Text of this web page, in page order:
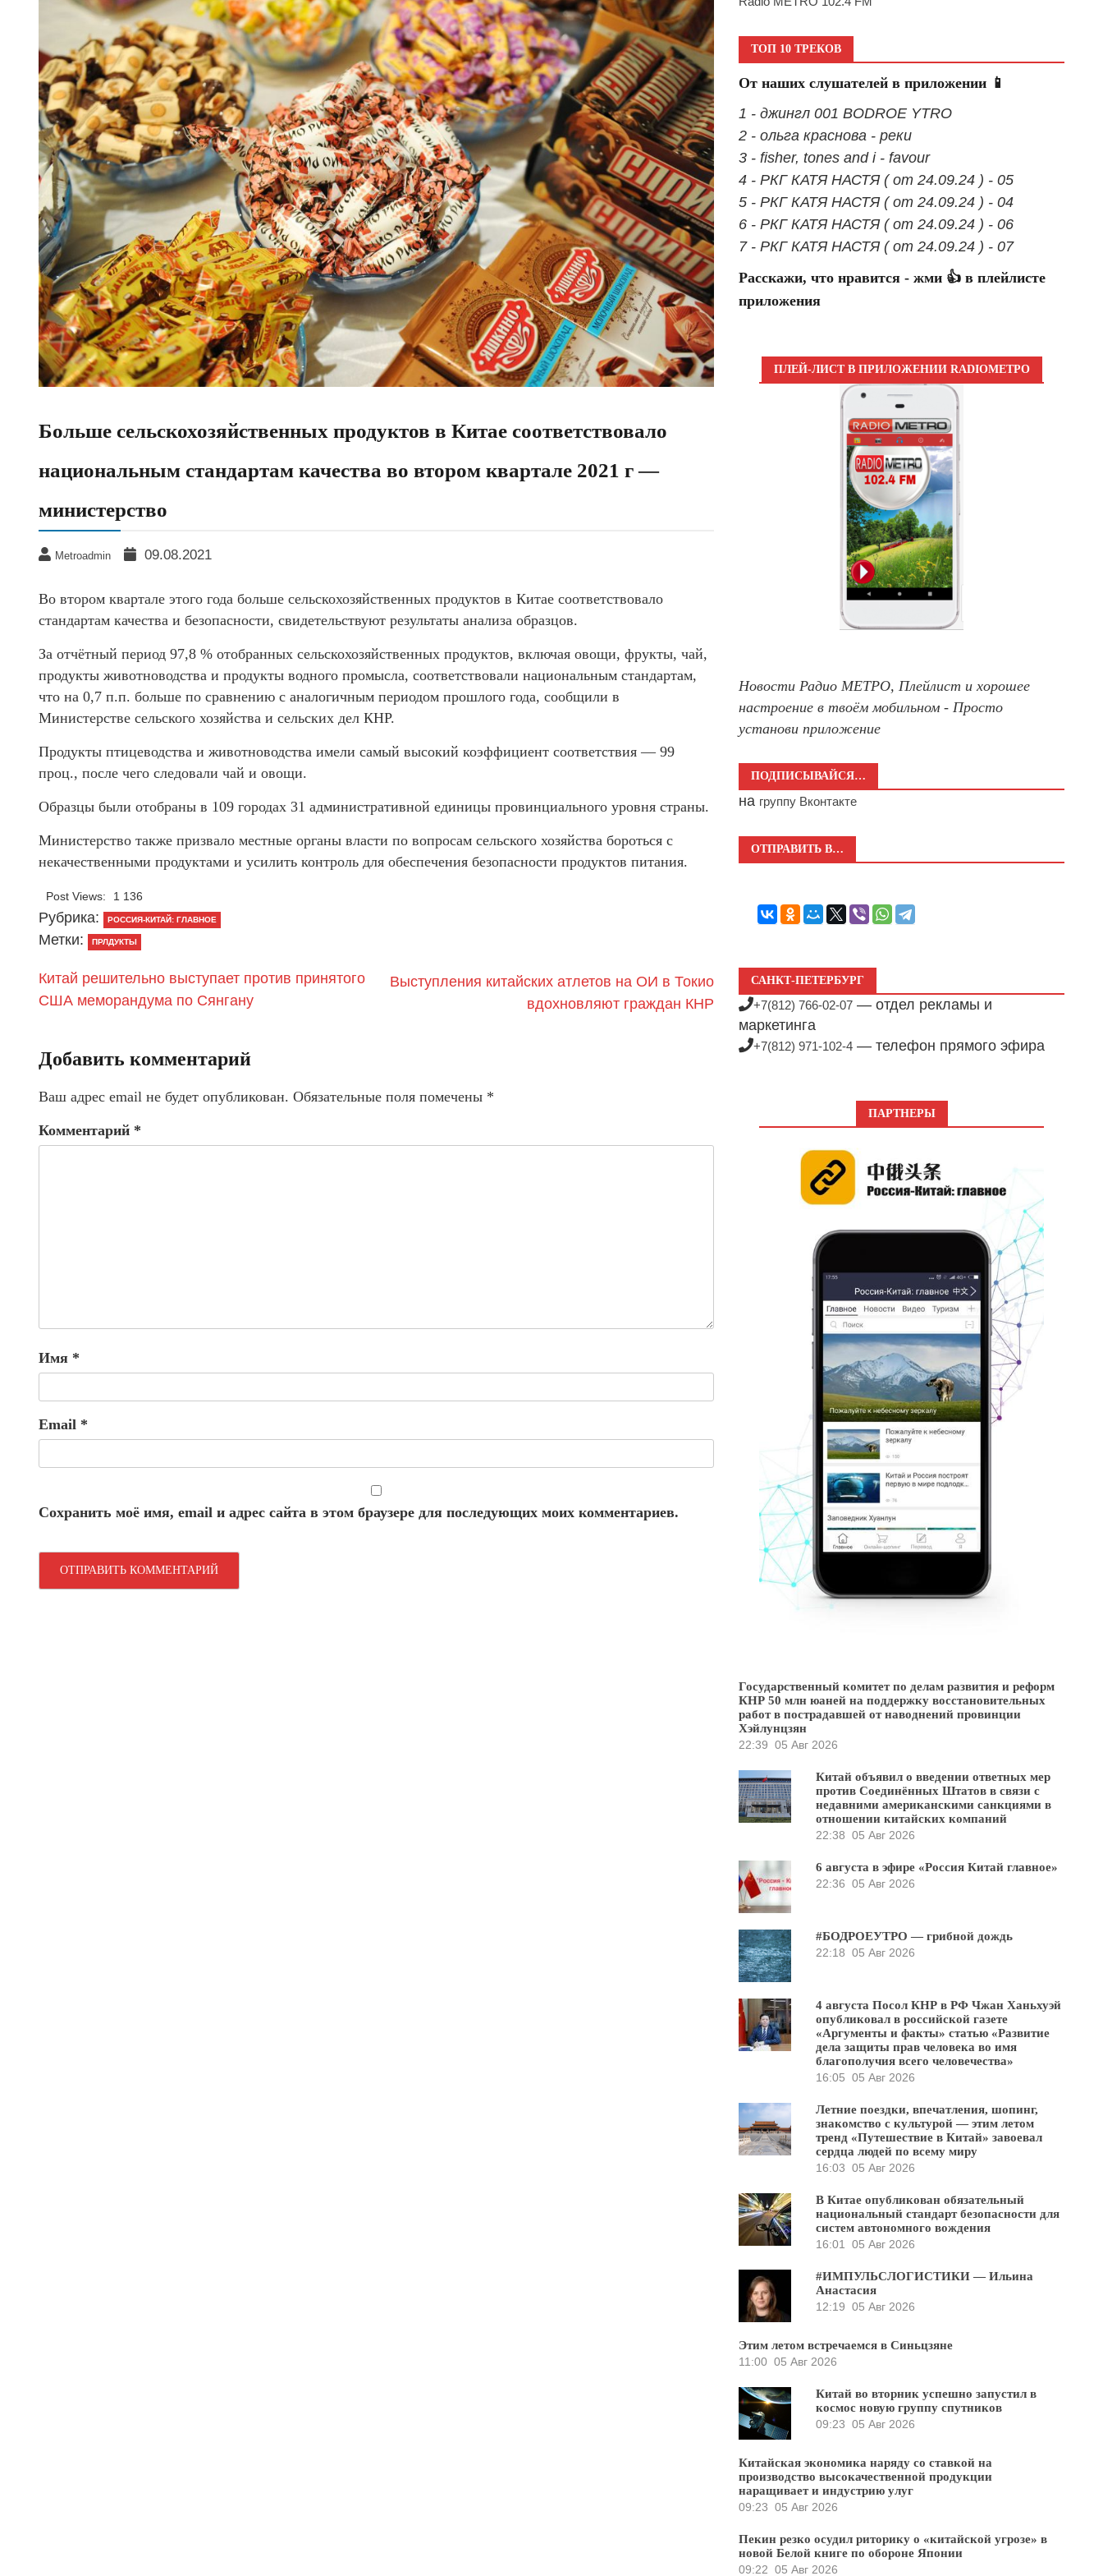
Больше сельскохозяйственных продуктов в Китае соответствовало
национальным стандартам качества во втором квартале 2021 г —
министерство
Metroadmin 09.08.2021
Во втором квартале этого года больше сельскохозяйственных продуктов в Китае соответствовало
стандартам качества и безопасности, свидетельствуют результаты анализа образцов.
За отчётный период 97,8 % отобранных сельскохозяйственных продуктов, включая овощи, фрукты, чай,
продукты животноводства и продукты водного промысла, соответствовали национальным стандартам,
что на 0,7 п.п. больше по сравнению с аналогичным периодом прошлого года, сообщили в
Министерстве сельского хозяйства и сельских дел КНР.
Продукты птицеводства и животноводства имели самый высокий коэффициент соответствия — 99
проц., после чего следовали чай и овощи.
Образцы были отобраны в 109 городах 31 административной единицы провинциального уровня страны.
Министерство также призвало местные органы власти по вопросам сельского хозяйства бороться с
некачественными продуктами и усилить контроль для обеспечения безопасности продуктов питания.
Post Views: 1 136
Рубрика: РОССИЯ-КИТАЙ: ГЛАВНОЕ
Метки: ПРЛДУКТЫ
Китай решительно выступает против принятого
США меморандума по Сянгану
Выступления китайских атлетов на ОИ в Токио
вдохновляют граждан КНР
Добавить комментарий
Ваш адрес email не будет опубликован. Обязательные поля помечены *
Комментарий *
Имя *
Email *
Сохранить моё имя, email и адрес сайта в этом браузере для последующих моих комментариев.
ТОП 10 ТРЕКОВ
От наших слушателей в приложении 📱
1 - джингл 001 BODROE YTRO
2 - ольга краснова - реки
3 - fisher, tones and i - favour
4 - РКГ КАТЯ НАСТЯ ( от 24.09.24 ) - 05
5 - РКГ КАТЯ НАСТЯ ( от 24.09.24 ) - 04
6 - РКГ КАТЯ НАСТЯ ( от 24.09.24 ) - 06
7 - РКГ КАТЯ НАСТЯ ( от 24.09.24 ) - 07
Расскажи, что нравится - жми 👍 в плейлисте
приложения
ПЛЕЙ-ЛИСТ В ПРИЛОЖЕНИИ RADIOМЕТРО
Новости Радио МЕТРО, Плейлист и хорошее
настроение в твоём мобильном - Просто
установи приложение
ПОДПИСЫВАЙСЯ…
на группу Вконтакте
ОТПРАВИТЬ В…
САНКТ-ПЕТЕРБУРГ
+7(812) 766-02-07 — отдел рекламы и
маркетинга
+7(812) 971-102-4 — телефон прямого эфира
ПАРТНЕРЫ
Государственный комитет по делам развития и реформ
КНР 50 млн юаней на поддержку восстановительных
работ в пострадавшей от наводнений провинции
Хэйлунцзян
22:39 05 Авг 2026
Китай объявил о введении ответных мер
против Соединённых Штатов в связи с
недавними американскими санкциями в
отношении китайских компаний
22:38 05 Авг 2026
6 августа в эфире «Россия Китай главное»
22:36 05 Авг 2026
#БОДРОЕУТРО — грибной дождь
22:18 05 Авг 2026
4 августа Посол КНР в РФ Чжан Ханьхуэй
опубликовал в российской газете
«Аргументы и факты» статью «Развитие
дела защиты прав человека во имя
благополучия всего человечества»
16:05 05 Авг 2026
Летние поездки, впечатления, шопинг,
знакомство с культурой — этим летом
тренд «Путешествие в Китай» завоевал
сердца людей по всему миру
16:03 05 Авг 2026
В Китае опубликован обязательный
национальный стандарт безопасности для
систем автономного вождения
16:01
05 Авг 2026
#ИМПУЛЬСЛОГИСТИКИ — Ильина
Анастасия
12:19 05 Авг 2026
Этим летом встречаемся в Синьцзяне
11:00 05 Авг 2026
Китай во вторник успешно запустил в
космос новую группу спутников
09:23 05 Авг 2026
Китайская экономика наряду со ставкой на
производство высокачественной продукции
наращивает и индустрию улуг
09:23 05 Авг 2026
Пекин резко осудил риторику о «китайской угрозе» в
новой Белой книге по обороне Японии
09:22 05 Авг 2026